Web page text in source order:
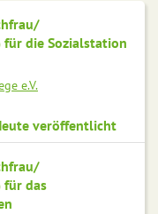
die Sozialstation
e.V.
veröffentlicht
für das